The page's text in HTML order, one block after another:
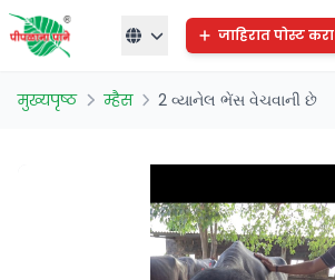
जाहिरात पोस्ट करा
मुख्यपृष्ठ म्हैस 2 વ્યાનેલ ભેંસ વેચવાની છે